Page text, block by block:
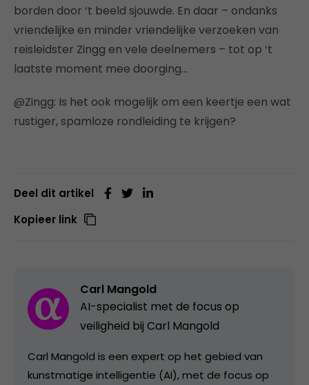
borden door ‘t beeld sjouwde. En daar – ondanks
vriendelijke en minder vriendelijke verzoeken van
reisleidster Zingg en vele deelnemers – tot op ‘t
laatste moment mee doorging…
@Zingg: Is het ook mogelijk om een keertje een wat
rustiger, spamloze rondleiding te krijgen?
Deel dit artikel
Kopieer link
Carl Mangold
AI-specialist met de focus op
veiligheid bij Carl Mangold
Carl Mangold is een expert op het gebied van
kunstmatige intelligentie (AI), met de focus op